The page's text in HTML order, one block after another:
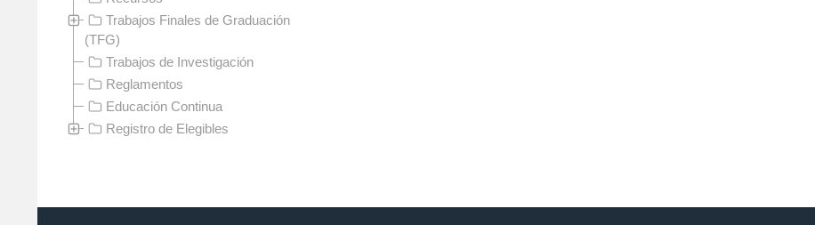
Trabajos Finales de Graduación
(TFG)
Trabajos de Investigación
Reglamentos
Educación Continua
Registro de Elegibles